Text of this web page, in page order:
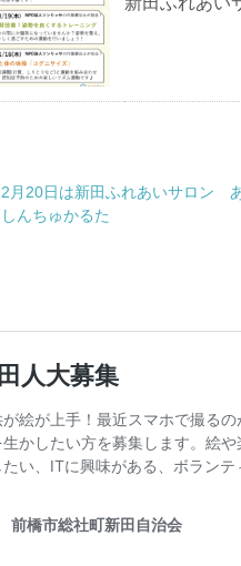
2月20日は新田ふれあいサロン
しんちゅかるた